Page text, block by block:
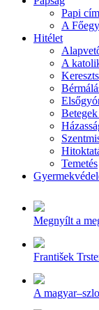
Papi
A
Hitélet
A
Betegek
Temetés
Megnyílt a
František
A